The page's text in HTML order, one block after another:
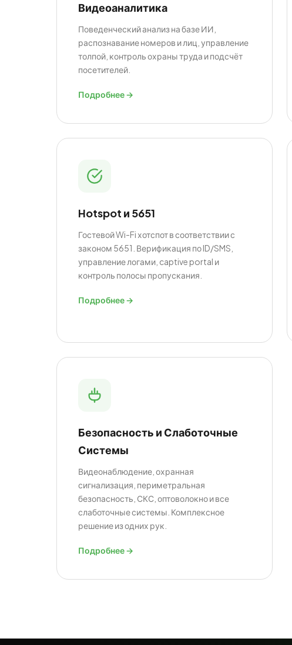
Видеоаналитика
Поведенческий анализ на базе ИИ,
распознавание номеров и лиц, управление
толпой, контроль охраны труда и подсчёт
посетителей.
Подробнее →
Hotspot и 5651
Гостевой Wi-Fi хотспот в соответствии с
законом 5651. Верификация по ID/SMS,
управление логами, captive portal и
контроль полосы пропускания.
Подробнее →
Безопасность и Слаботочные
Системы
Видеонаблюдение, охранная
сигнализация, периметральная
безопасность, СКС, оптоволокно и все
слаботочные системы. Комплексное
решение из одних рук.
Подробнее →